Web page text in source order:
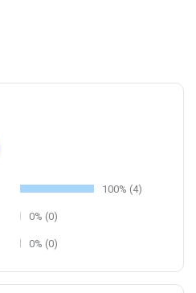
100% (4)
0% (0)
0% (0)